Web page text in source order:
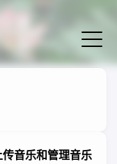
音乐和管理音乐